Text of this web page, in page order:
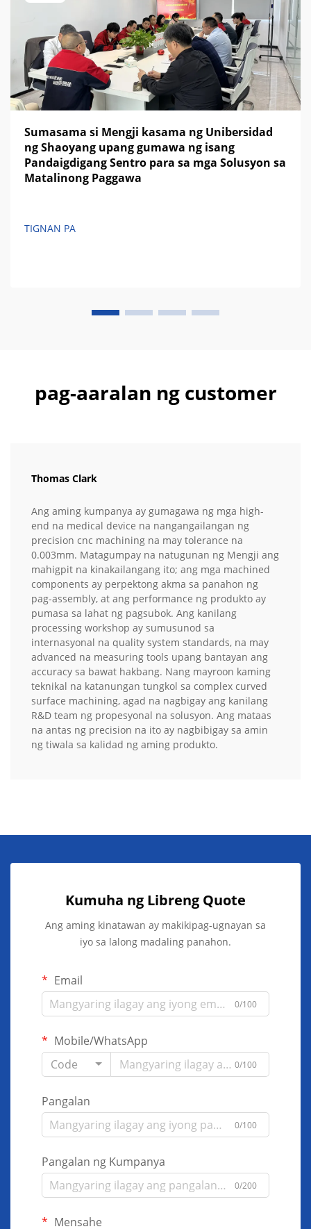
Sumasama si Mengji kasama ng Unibersidad
ng Shaoyang upang gumawa ng isang
Pandaigdigang Sentro para sa mga Solusyon sa
Matalinong Paggawa
TIGNAN PA
pag-aaralan ng customer
Thomas Clark
Ang aming kumpanya ay gumagawa ng mga high-
end na medical device na nangangailangan ng
precision cnc machining na may tolerance na
0.003mm. Matagumpay na natugunan ng Mengji ang
mahigpit na kinakailangang ito; ang mga machined
components ay perpektong akma sa panahon ng
pag-assembly, at ang performance ng produkto ay
pumasa sa lahat ng pagsubok. Ang kanilang
processing workshop ay sumusunod sa
internasyonal na quality system standards, na may
advanced na measuring tools upang bantayan ang
accuracy sa bawat hakbang. Nang mayroon kaming
teknikal na katanungan tungkol sa complex curved
surface machining, agad na nagbigay ang kanilang
R&D team ng propesyonal na solusyon. Ang mataas
na antas ng precision na ito ay nagbibigay sa amin
ng tiwala sa kalidad ng aming produkto.
Kumuha ng Libreng Quote
Ang aming kinatawan ay makikipag-ugnayan sa
iyo sa lalong madaling panahon.
Email
0/100
Mobile/WhatsApp
Code
0/100
Pangalan
0/100
Pangalan ng Kumpanya
0/200
Mensahe